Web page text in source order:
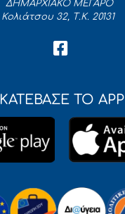
ΔΗΜΑΡΧΙΑΚΟ ΜΕΓΑΡΟ
Κολιάτσου 32, Τ.Κ. 20131
ΚΑΤΕΒΑΣΕ ΤΟ APP